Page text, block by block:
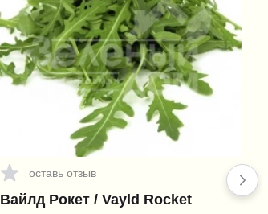
оставь отзыв
Вайлд Рокет / Vayld Rocket